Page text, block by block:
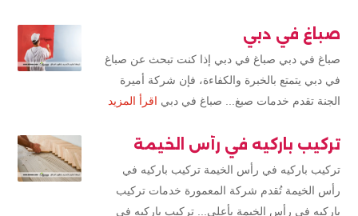
صباغ في دبي
صباغ في دبي صباغ في دبي إذا كنت تبحث عن صباغ
في دبي يتمتع بالخبرة والكفاءة، فإن شركة أميرة
الجنة تقدم خدمات صبغ... صباغ في دبي اقرأ المزيد
تركيب باركيه في رأس الخيمة
تركيب باركيه في رأس الخيمة تركيب باركيه في
رأس الخيمة تُقدم شركة المعمورة خدمات تركيب
باركيه في رأس الخيمة بأعلى... تركيب باركيه في